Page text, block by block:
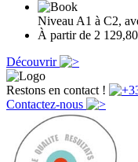
Niveau A1 à C2,
À partir de 2
Découvrir
Restons en contact !
Contactez-nous